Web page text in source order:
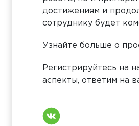
достижениям и
сотруднику будет
Узнайте больше о
Регистрируйтесь на
аспекты, ответим на